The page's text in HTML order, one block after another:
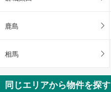
鹿島
相馬
同じエリアから物件を探す